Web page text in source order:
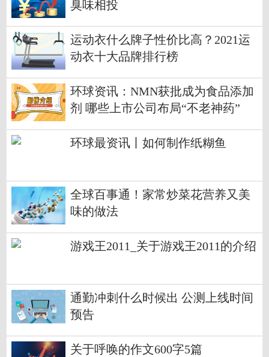
臭味相投
运动衣什么牌子性价比高？2021运
动衣十大品牌排行榜
环球资讯：NMN获批成为食品添加
剂 哪些上市公司布局“不老神药”
环球最资讯丨如何制作纸糊鱼
全球百事通！家常炒菜花营养又美
味的做法
游戏王2011_关于游戏王2011的介绍
通勤冲刺什么时候出 公测上线时间
预告
关于呼唤的作文600字5篇